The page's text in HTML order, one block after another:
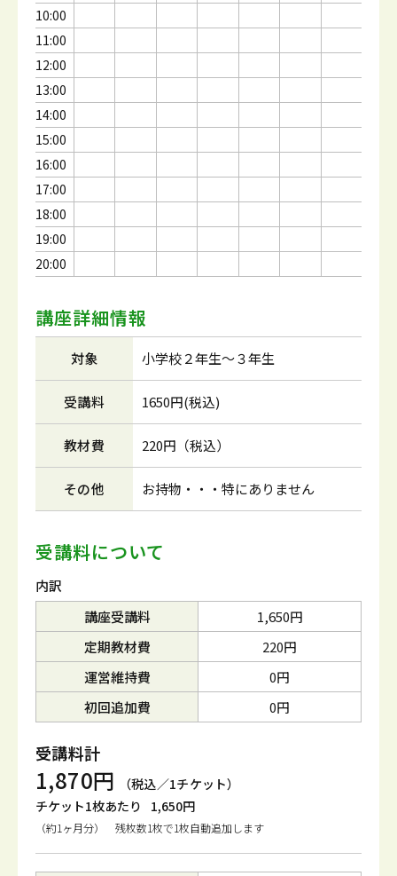
10:00
11:00
12:00
13:00
14:00
15:00
16:00
17:00
18:00
19:00
20:00
講座詳細情報
対象 小学校２年生～３年生
受講料 1650円(税込)
教材費 220円（税込）
その他 お持物・・・特にありません
受講料について
内訳
講座受講料
1,650円
定期教材費
220円
運営維持費
0円
初回追加費
0円
受講料計
1,870円
（税込／1チケット）
チケット1枚あたり
1,650円
（約1ヶ月分） 残枚数1枚で1枚自動追加します